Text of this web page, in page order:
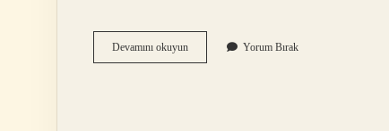
Devamını okuyunEstağfurullah
Dersek
Yorum Bırak